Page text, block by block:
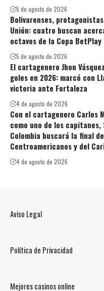
5 de agosto de 2026
Bolivarenses,
Unión: cuatro buscan
octavos de la Copa BetPlay
5 de agosto de 2026
El cartagenero Jhon
goles en 2026: marcó con
victoria ante Fortaleza
4 de agosto de 2026
Con el cartagenero Carlos
como uno de los capitanes,
Colombia buscará la final
Centroamericanos y del
4 de agosto de 2026
Aviso Legal
Política de Privacidad
Mejores casinos online